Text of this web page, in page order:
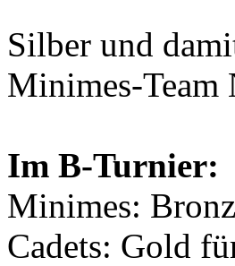
Silber und
Minimes-Team
Im B-Turnier:
Minimes:
Cadets: Gold